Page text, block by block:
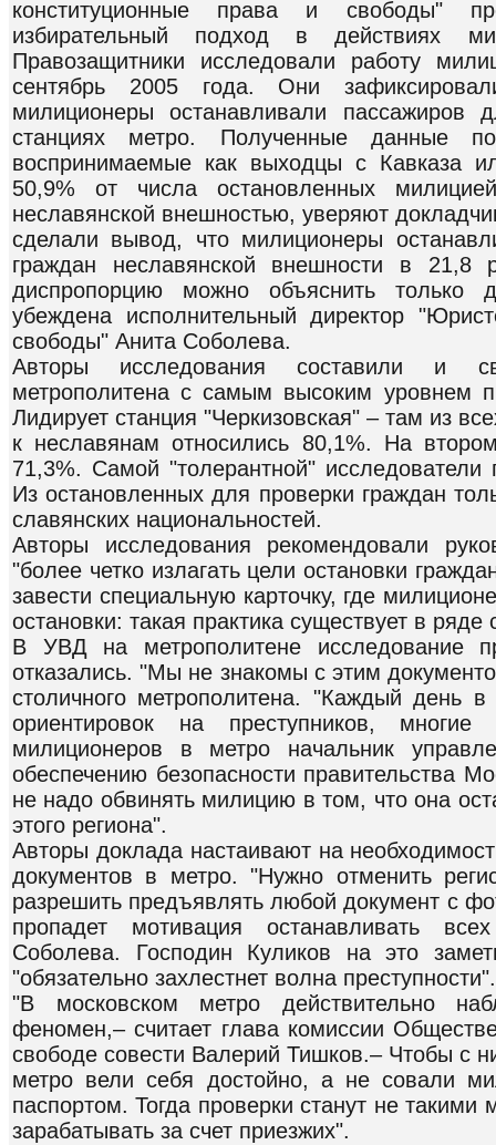
конституционные права и свободы"
избирательный подход в действиях
Правозащитники исследовали работу
сентябрь 2005 года. Они
милиционеры останавливали пассажиров
станциях метро. Полученные данные
воспринимаемые как выходцы с Кавказа
50,9% от числа остановленных
неславянской внешностью, уверяют
сделали вывод, что милиционеры
граждан неславянской внешности в
диспропорцию можно объяснить только
убеждена исполнительный директор
свободы" Анита Соболева.
Авторы исследования составили и
метрополитена с самым высоким уровнем
Лидирует станция "Черкизовская" – там из
к неславянам относились 80,1%. На
71,3%. Самой "толерантной" исследователи
Из остановленных для проверки граждан
славянских национальностей.
Авторы исследования рекомендовали
"более четко излагать цели остановки
завести специальную карточку, где
остановки: такая практика существует в
В УВД на метрополитене исследование
отказались. "Мы не знакомы с этим
столичного метрополитена. "Каждый день
ориентировок на преступников,
милиционеров в метро начальник
обеспечению безопасности правительства
не надо обвинять милицию в том, что она
этого региона".
Авторы доклада настаивают на
документов в метро. "Нужно отменить
разрешить предъявлять любой документ с
пропадет мотивация останавливать
Соболева. Господин Куликов на это
"обязательно захлестнет волна преступности".
"В московском метро действительно
феномен,– считает глава комиссии
свободе совести Валерий Тишков.– Чтобы с
метро вели себя достойно, а не совали
паспортом. Тогда проверки станут не
зарабатывать за счет приезжих".